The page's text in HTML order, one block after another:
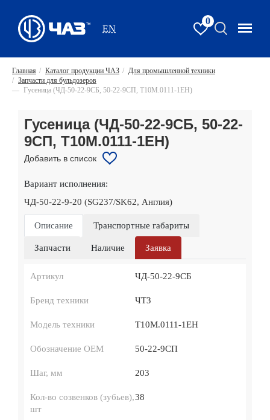
EN
0
Главная / Каталог продукции ЧАЗ / Для промышленной техники
/ Запчасти для бульдозеров
— Гусеница (ЧД-50-22-9СБ, 50-22-9СП, Т10М.0111-1ЕН)
Гусеница (ЧД-50-22-9СБ, 50-22-
9СП, Т10М.0111-1ЕН)
Добавить в список
Вариант исполнения:
ЧД-50-22-9-20 (SG237/SK62, Англия)
Описание Транспортные габариты
Запчасти Наличие Заявка
Артикул ЧД-50-22-9СБ
Бренд техники ЧТЗ
Модель техники Т10М.0111-1ЕН
Обозначение ОЕМ 50-22-9СП
Шаг, мм 203
Кол-во созвенков (зубьев),
шт
38